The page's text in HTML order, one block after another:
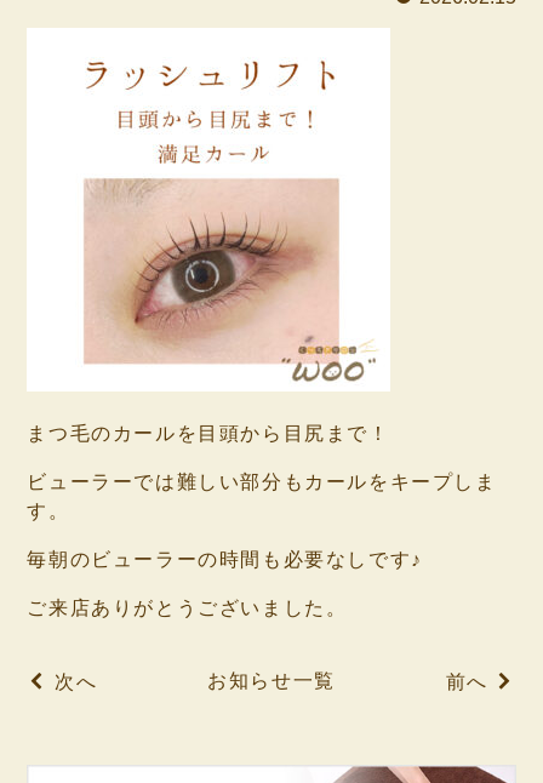
まつ毛のカールを目頭から目尻まで！
ビューラーでは難しい部分もカールをキープしま
す。
毎朝のビューラーの時間も必要なしです♪
ご来店ありがとうございました。
次へ お知らせ一覧 前へ